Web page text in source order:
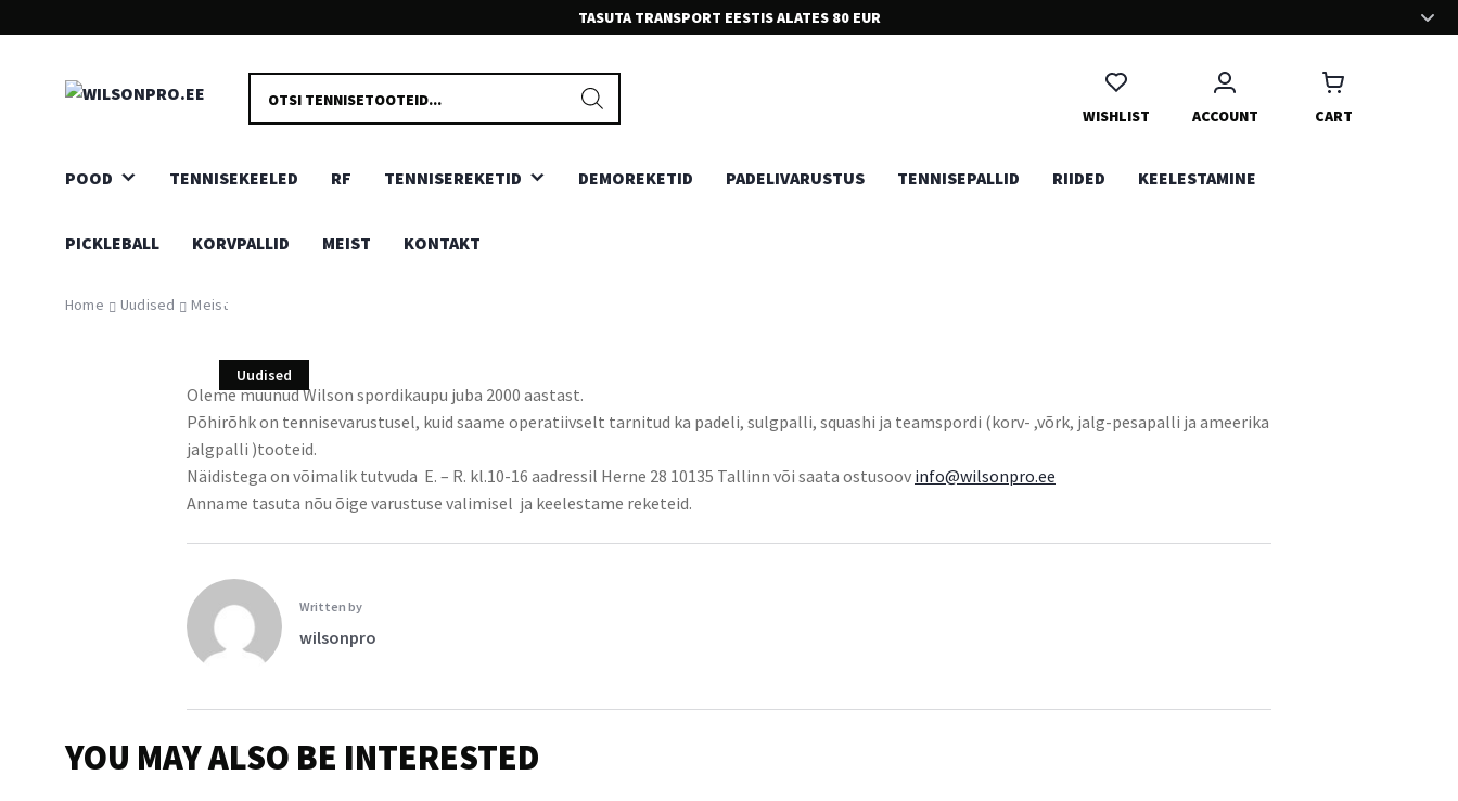
TASUTA TRANSPORT EESTIS ALATES 80 EUR
Kõik kaubad toovad Sinuni meie head tarnepartnerid, kas
ukseni või pakiautomaati.
Meie teenindajad on sõbralikud ja ootavad Sinu kõnesid ja
kirjasid. Võta julgesti ühendust.
Oleme panustanud palju aega ja energiat, et ostukogemus Sinu
PRODUCTS
SEARCH
WISHLIST
ACCOUNT CART
POOD TENNISEKEELED RF TENNISEREKETID DEMOREKETID PADELIVARUSTUS TENNISEPALLID RIIDED KEELESTAMINE
PICKLEBALL KORVPALLID MEIST KONTAKT
Home Uudised MeistMeist
Uudised
Oleme müünud Wilson spordikaupu juba 2000 aastast.
Põhirõhk on tennisevarustusel, kuid saame operatiivselt tarnitud ka padeli, sulgpalli, squashi ja teamspordi (korv- ,võrk, jalg-pesapalli ja ameerika
jalgpalli )tooteid.
Näidistega on võimalik tutvuda E. – R. kl.10-16 aadressil Herne 28 10135 Tallinn või saata ostusoov info@wilsonpro.ee
Anname tasuta nõu õige varustuse valimisel ja keelestame reketeid.
Written by
wilsonpro
YOU MAY ALSO BE INTERESTED